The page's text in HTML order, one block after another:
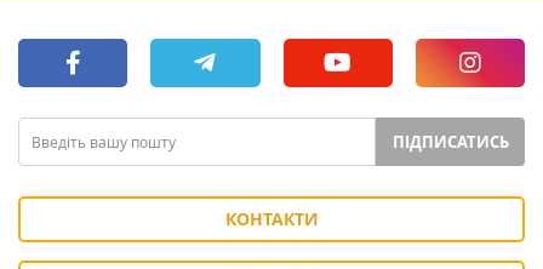
ПІДПИСАТИСЬ
КОНТАКТИ